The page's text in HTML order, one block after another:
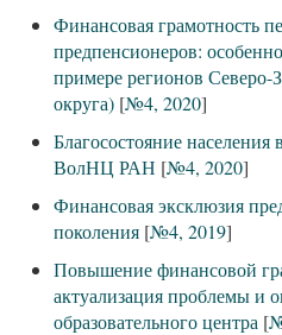
Финансовая грамотность
предпенсионеров:
примере регионов Северо-
округа) [№4, 2020]
Благосостояние
ВолНЦ РАН [№4, 2020]
Финансовая эксклюзия
поколения [№4, 2019]
Повышение финансовой
актуализация проблемы и
образовательного центра [